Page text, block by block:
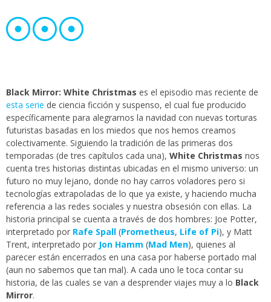
Black Mirror: White Christmas es el episodio mas reciente de
esta serie de ciencia ficción y suspenso, el cual fue producido
específicamente para alegrarnos la navidad con nuevas torturas
futuristas basadas en los miedos que nos hemos creamos
colectivamente. Siguiendo la tradición de las primeras dos
temporadas (de tres capítulos cada una), White Christmas nos
cuenta tres historias distintas ubicadas en el mismo universo: un
futuro no muy lejano, donde no hay carros voladores pero si
tecnologías extrapoladas de lo que ya existe, y haciendo mucha
referencia a las redes sociales y nuestra obsesión con ellas. La
historia principal se cuenta a través de dos hombres: Joe Potter,
interpretado por Rafe Spall (Prometheus, Life of Pi), y Matt
Trent, interpretado por Jon Hamm (Mad Men), quienes al
parecer están encerrados en una casa por haberse portado mal
(aun no sabemos que tan mal). A cada uno le toca contar su
historia, de las cuales se van a desprender viajes muy a lo Black
Mirror.